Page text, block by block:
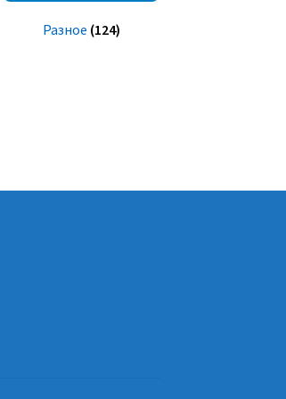
Разное (124)